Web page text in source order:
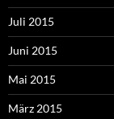
Juli 2015
Juni 2015
Mai 2015
März 2015